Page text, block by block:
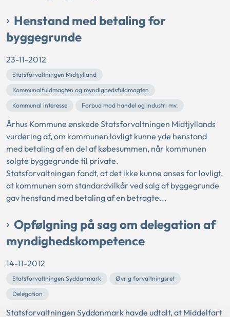
Henstand med betaling for
byggegrunde
23-11-2012
Statsforvaltningen Midtjylland
Kommunalfuldmagten og myndighedsfuldmagten
Kommunal interesse
Forbud mod handel og industri mv.
Århus Kommune ønskede Statsforvaltningen Midtjyllands
vurdering af, om kommunen lovligt kunne yde henstand
med betaling af en del af købesummen, når kommunen
solgte byggegrunde til private.
Statsforvaltningen fandt, at det ikke kunne anses for lovligt,
at kommunen som standardvilkår ved salg af byggegrunde
gav henstand med betaling af en betragte...
Opfølgning på sag om delegation af
myndighedskompetence
14-11-2012
Statsforvaltningen Syddanmark
Øvrig forvaltningsret
Delegation
Statsforvaltningen Syddanmark havde udtalt, at Middelfart